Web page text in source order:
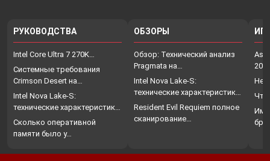
РУКОВОДСТВА
Intel Core Ultra 7 270K…
Системные требования
Crimson Desert на…
Intel Nova Lake-S:
технические характеристики,
…
Сколько оперативной
памяти было у…
ОБЗОРЫ
Обзор: Технический анализ
Pragmata на…
Intel Nova Lake-S:
технические характеристики,
…
Resident Evil Requiem полное
сканирование…
Что